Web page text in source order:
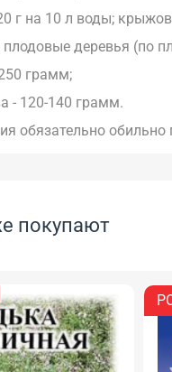
г на 10 л воды;
плодовые деревья (по
грамм;
- 120-140 грамм.
обязательно обильно
покупают